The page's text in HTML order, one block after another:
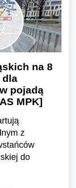
na 8
dla
pojadą
MPK]
z
do